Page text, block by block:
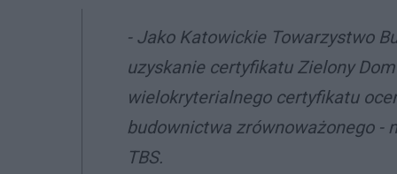
- Jako Katowickie Towarzystwo
uzyskanie certyfikatu Zielony
wielokryterialnego certyfikatu
budownictwa zrównoważonego -
TBS.